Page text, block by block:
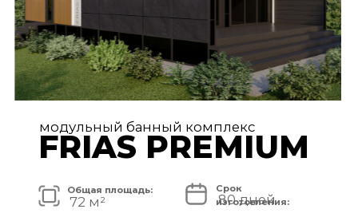
80 дней
48 м²
Общая площадь:
модульный банный комплекс
TISAN LUXE